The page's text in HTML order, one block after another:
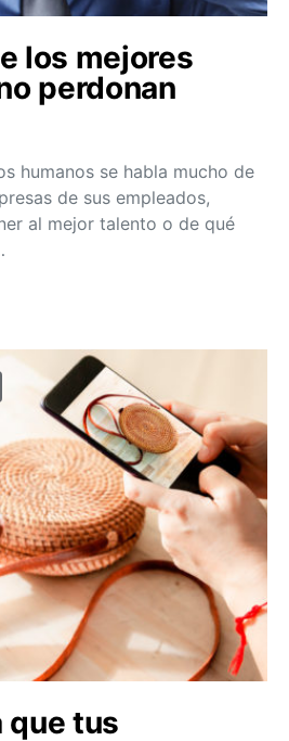
los mejores
perdonan
humanos se habla mucho de
de sus empleados,
al mejor talento o de qué
que tus